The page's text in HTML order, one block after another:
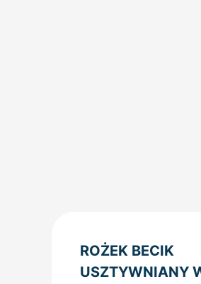
ROŻEK BECIK
USZTYWNIANY